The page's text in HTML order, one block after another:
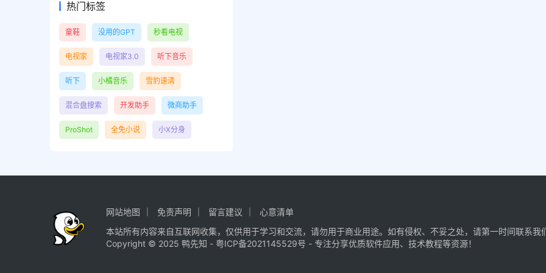
热门标签
童鞋 没用的GPT 秒看电视
电视家 电视家3.0 听下音乐
听下 小橘音乐 雪豹速清
混合盘搜索 开发助手 微商助手
ProShot 全免小说 小X分身
网站地图 免责声明 留言建议
心意清单
本站所有内容来自互联网收集，仅供用于学习和交流，请勿用于商业用途。如有侵权、不妥之处，请第一时间联系我
Copyright © 2025 鸭先知 -粤ICP备2021145529号 - 专注分享优质软件应用、技术教程等资源！